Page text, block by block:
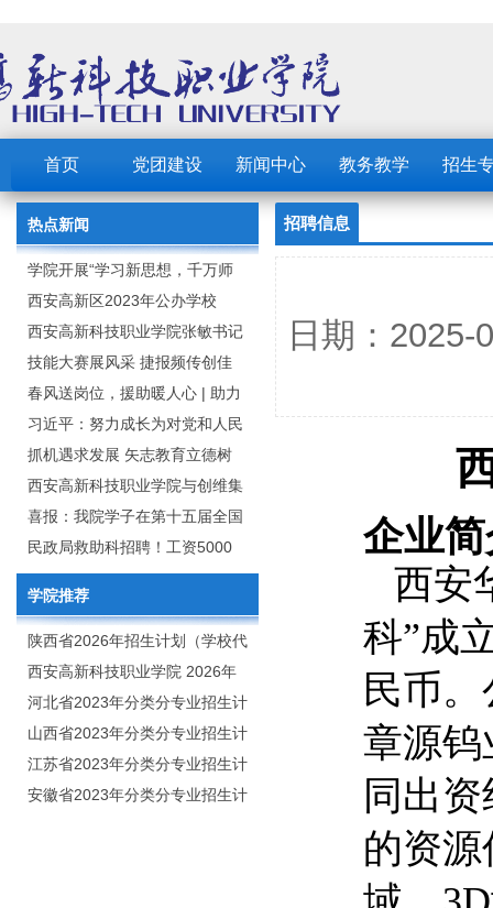
首页 党团建设 新闻中心 教务教学 招生
热点新闻
学院开展“学习新思想，千万师
生同上一堂课”活动
西安高新区2023年公办学校
（园） 公开招聘教职工公告
西安高新科技职业学院张敏书记
为全院师生党员上党课
技能大赛展风采 捷报频传创佳
绩：西安高新科技职业学院师生
在2023年陕西省职业技能大赛中
取佳绩
春风送岗位，援助暖人心 | 助力
毕业生求职就业
习近平：努力成长为对党和人民
忠诚可靠、堪当时代重任的栋梁
之才
抓机遇求发展 矢志教育立德树
人：西安高新科技职业学院召开
2020年年终总结暨表彰网络视频
会
西安高新科技职业学院与创维集
团举行校企合作签约仪式
喜报：我院学子在第十五届全国
大学生广告艺术大赛（大广
赛）、第十一届未来设计师.高校
数字艺术设计大赛（NCDA）国
赛中喜获佳绩
民政局救助科招聘！工资5000
元/月
学院推荐
陕西省2026年招生计划（学校代
码：8103）
西安高新科技职业学院 2026年
招生章程
河北省2023年分类分专业招生计
划（院校代号：1889）
山西省2023年分类分专业招生计
划（院校代号：5560）
江苏省2023年分类分专业招生计
划（院校代号：8931）
安徽省2023年分类分专业招生计
招聘信息
日期：
企业
西安
科”成
民币
章源钨
同出
的资